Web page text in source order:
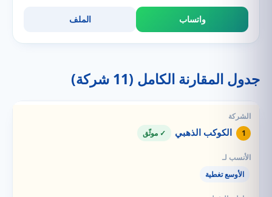
واتساب الملف
جدول المقارنة الكامل (11 شركة)
1 الكوكب الذهبي ✓ موثّق
الأوسع تغطية